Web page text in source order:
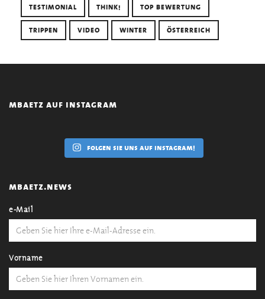
TESTIMONIAL THINK! TOP BEWERTUNG
TRIPPEN VIDEO WINTER ÖSTERREICH
mbaetz auf instagram
folgen sie uns auf instagram!
mbaetz.news
e-Mail
Vorname